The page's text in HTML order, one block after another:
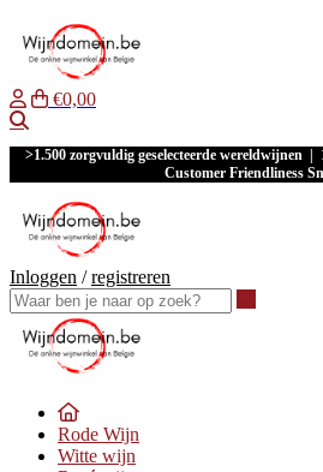
€0,00
>1.500 zorgvuldig geselecteerde wereldwijnen
Customer Friendliness
Inloggen /registreren
Rode Wijn
Witte wijn